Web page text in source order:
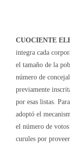
CUOCIENTE
integra cada
el tamaño de la
número de
previamente
por esas listas.
adoptó el
el número de
curules por